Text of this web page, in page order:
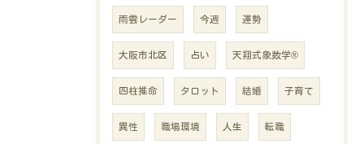
雨雲レーダー 今週 運勢
大阪市北区 占い 天翔式象数学®
四柱推命 タロット 結婚 子育て
異性 職場環境 人生 転職